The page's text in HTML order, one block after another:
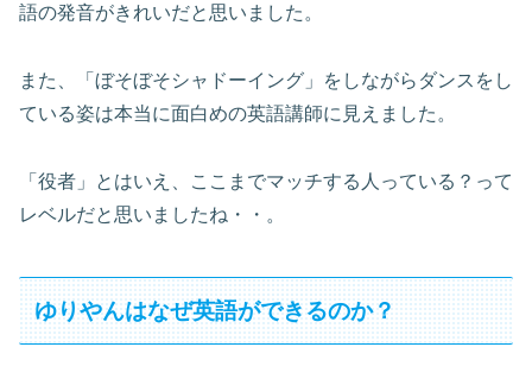
語の発音がきれいだと思いました。
また、「ぼそぼそシャドーイング」をしながらダンスをし
ている姿は本当に面白めの英語講師に見えました。
「役者」とはいえ、ここまでマッチする人っている？って
レベルだと思いましたね・・。
ゆりやんはなぜ英語ができるのか？